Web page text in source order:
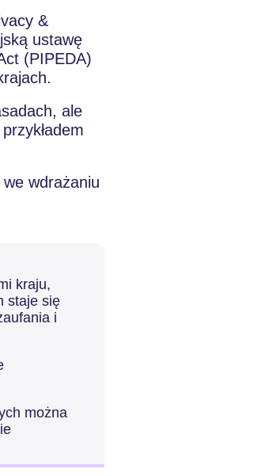
&
ustawę
(PIPEDA)
ale
wdrażaniu
kraju,
staje się
i
można